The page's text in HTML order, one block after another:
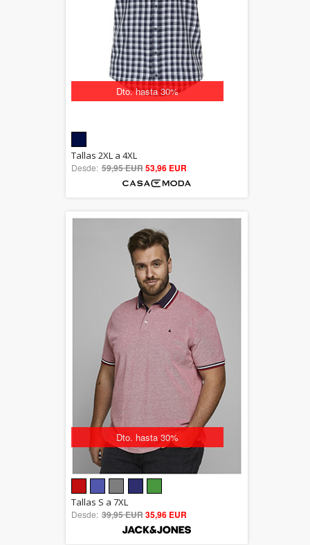
Dto. hasta 30%
5.00
out of 5
Tallas 2XL a 4XL
Desde: 59,95 EUR53,96 EUR
Dto. hasta 30%
out of 5
Tallas S a 7XL
Desde: 39,95 EUR35,96 EUR